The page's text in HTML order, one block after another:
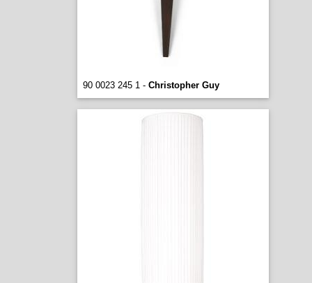
90 0023 245 1 - Christopher Guy